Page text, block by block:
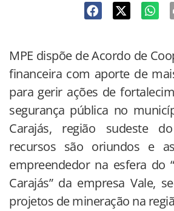
MPE dispõe de Acordo de
financeira com aporte de
para gerir ações de
segurança pública no
Carajás, região sudeste
recursos são oriundos e
empreendedor na esfera do
Carajás” da empresa Vale,
projetos de mineração na